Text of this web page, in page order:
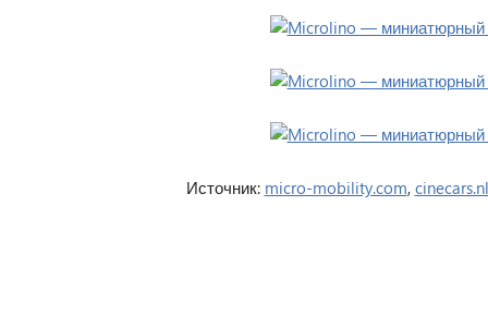
Источник: micro-mobility.com, cinecars.nl